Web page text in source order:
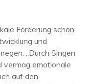
Förderung schon
und
„Durch Singen
vermag emotionale
auf den